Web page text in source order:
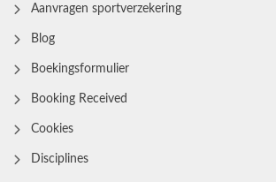
Aanvragen sportverzekering
Blog
Boekingsformulier
Booking Received
Cookies
Disciplines